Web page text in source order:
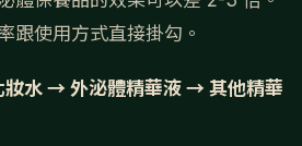
跟使用方式直接掛勾。
水 → 外泌體精華液 → 其他精華